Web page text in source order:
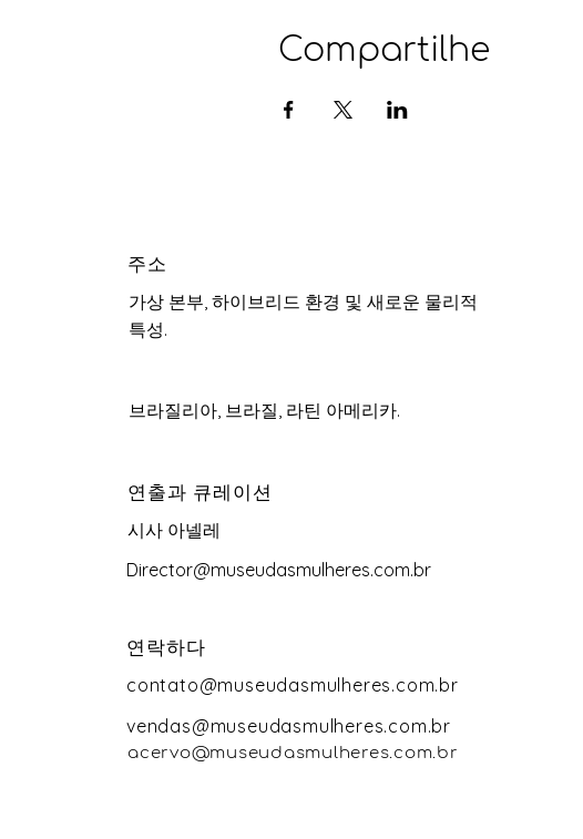
Compartilhe
주소
가상 본부, 하이브리드 환경 및 새로운 물리적
특성.
브라질리아, 브라질, 라틴 아메리카.
연출과 큐레이션
시사 아넬레
Director@museudasmulheres.com.br
연락하다
contato@museudasmulheres.com.br
vendas@museudasmulheres.com.br
acervo@museudasmulheres.com.br